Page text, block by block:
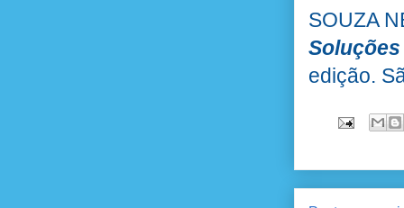
SOUZA
edição.